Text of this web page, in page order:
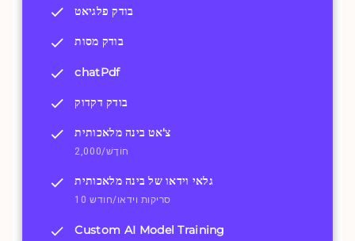
בודק פלגיאט
בודק מסות
chatPdf
בודק דקדוק
צ'אט בינה מלאכותית
2,000/חוֹדֶשׁ
גלאי וידאו של בינה מלאכותית
10 סריקות וידאו/חודש
Custom AI Model Training